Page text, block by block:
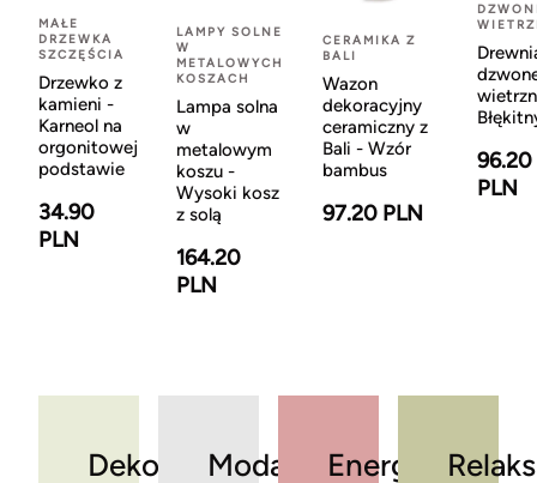
MAŁE
DRZEWKA
SZCZĘŚCIA
Drzewko z
kamieni -
Karneol na
orgonitowej
podstawie
34.90
PLN
LAMPY SOLNE
W
METALOWYCH
KOSZACH
Lampa solna
w
metalowym
koszu -
Wysoki kosz
z solą
164.20
PLN
CERAMIKA Z
BALI
Wazon
dekoracyjny
ceramiczny z
Bali - Wzór
bambus
97.20 PLN
96.20
PLN
DekoracjeModa Energia Relaks